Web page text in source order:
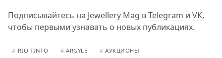
Подписывайтесь на Jewellery Mag вTelegram и VK,
чтобы первыми узнавать о новых публикациях.
# RIO TINTO # ARGYLE # АУКЦИОНЫ